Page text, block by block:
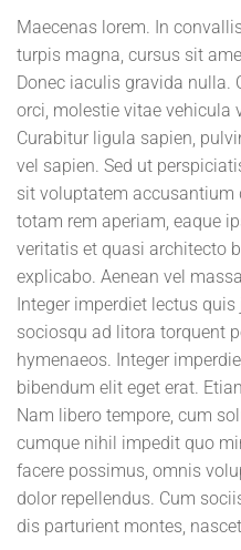
Maecenas lorem. In
turpis magna, cursus sit
Donec iaculis gravida nulla.
orci, molestie vitae vehicula
Curabitur ligula sapien,
vel sapien. Sed ut
sit voluptatem accusantium
totam rem aperiam, eaque
veritatis et quasi architecto
explicabo. Aenean vel
Integer imperdiet lectus
sociosqu ad litora torquent
hymenaeos. Integer
bibendum elit eget erat.
Nam libero tempore, cum
cumque nihil impedit quo
facere possimus, omnis
dolor repellendus. Cum
dis parturient montes,